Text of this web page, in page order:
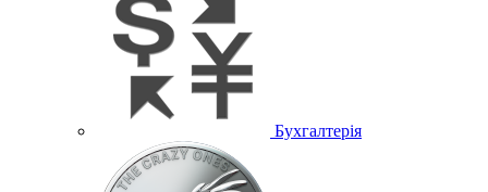
Бухгалтерія